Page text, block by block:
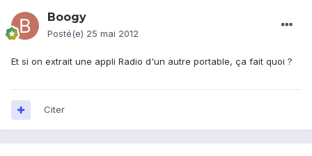
Boogy
Posté(e) 25 mai 2012
Et si on extrait une appli Radio d'un autre portable, ça fait quoi ?
Citer